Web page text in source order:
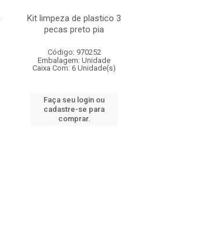
Kit limpeza de plastico 3
pecas preto pia
Código: 970252
Embalagem: Unidade
Caixa Com: 6 Unidade(s)
Faça seu login ou
cadastre-se para
comprar.